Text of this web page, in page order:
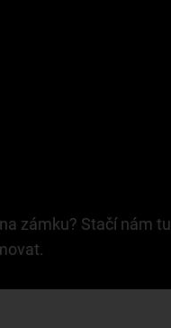
zámku? Stačí nám tu